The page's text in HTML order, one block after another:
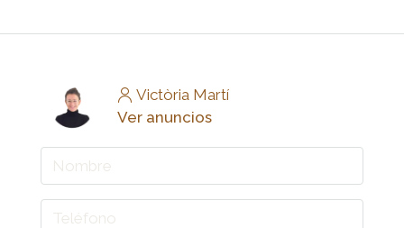
Victòria Martí
Ver anuncios